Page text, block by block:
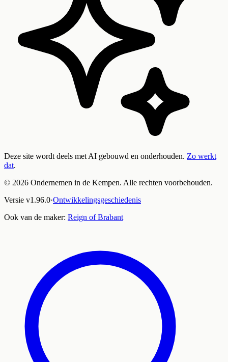
Deze site wordt deels met AI gebouwd en onderhouden. Zo werkt
dat.
© 2026 Ondernemen in de Kempen. Alle rechten voorbehouden.
Versie v1.96.0·Ontwikkelingsgeschiedenis
Ook van de maker: Reign of Brabant